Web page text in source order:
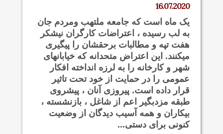
16.07.2020
یک ماه است که جامعه ملتهب ومردم جان
به لب رسیده ، اعتراضات کارگران نیشکر
هفت تپه و مطالبات برحقشان را پیگیری
میکنند. این اعتراض متحدانه که خیابانهای
شهر و کارخانه را به لرزه انداخته افکار
عمومی را در حمایت از خود تحت تاثیر
قرار داده است. پیروزی آنان ، پیشروی
طبقه مزدبگیر اعم از شاغل ، بازنشسته ،
بیکاران و همه آسیب دیدگان از وضعیت
کنونی برای دستی...